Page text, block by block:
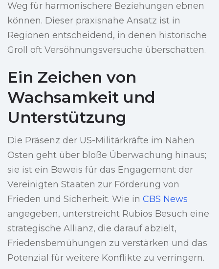
Weg für harmonischere Beziehungen ebnen
können. Dieser praxisnahe Ansatz ist in
Regionen entscheidend, in denen historische
Groll oft Versöhnungsversuche überschatten.
Ein Zeichen von
Wachsamkeit und
Unterstützung
Die Präsenz der US-Militärkräfte im Nahen
Osten geht über bloße Überwachung hinaus;
sie ist ein Beweis für das Engagement der
Vereinigten Staaten zur Förderung von
Frieden und Sicherheit. Wie in CBS News
angegeben, unterstreicht Rubios Besuch eine
strategische Allianz, die darauf abzielt,
Friedensbemühungen zu verstärken und das
Potenzial für weitere Konflikte zu verringern.